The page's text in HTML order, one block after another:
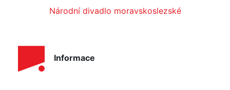
Informace
Národní divadlo moravskoslezské